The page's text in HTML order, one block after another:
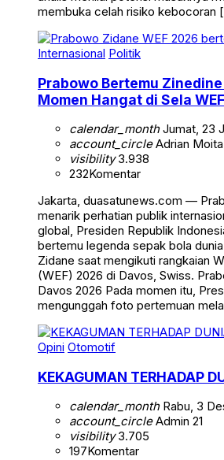
membuka celah risiko kebocoran
Internasional Politik
Prabowo Bertemu
Momen Hangat di Sela
calendar_monthJumat, 23
account_circleAdrian Moita
visibility3.938
232Komentar
Jakarta, duasatunews.com —
menarik perhatian publik
global, Presiden Republik
bertemu legenda sepak bola
Zidane saat mengikuti rangkaian
(WEF) 2026 di Davos, Swiss.
Davos 2026 Pada momen itu,
mengunggah foto pertemuan
Opini Otomotif
KEKAGUMAN TERHADAP
calendar_monthRabu, 3
account_circleAdmin 21
visibility3.705
197Komentar